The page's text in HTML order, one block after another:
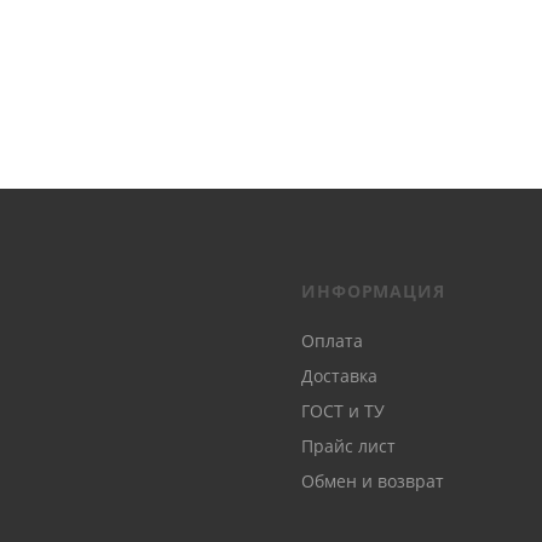
ИНФОРМАЦИЯ
Оплата
Доставка
ГОСТ и ТУ
Прайс лист
Обмен и возврат